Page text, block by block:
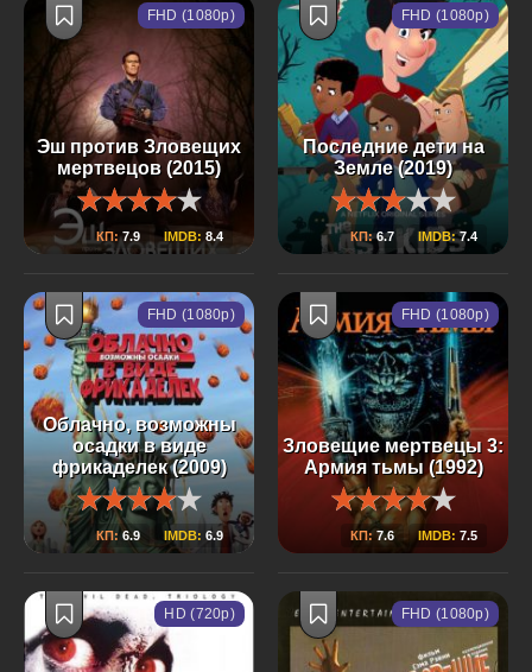
Эш против Зловещих
мертвецов (2015)
КП:7.9 IMDB: 8.4
FHD (1080p)
Последние дети на
Земле (2019)
КП:6.7 IMDB:7.4
FHD (1080p)
Облачно, возможны
осадки в виде
фрикаделек (2009)
КП:6.9 IMDB: 6.9
FHD (1080p)
Зловещие мертвецы 3:
Армия тьмы (1992)
КП: 7.6 IMDB: 7.5
FHD (1080p)
HD (720p) FHD (1080p)